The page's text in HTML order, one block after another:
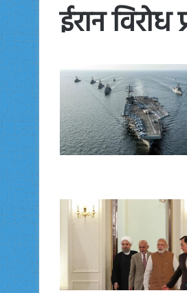
ईरान विरोध